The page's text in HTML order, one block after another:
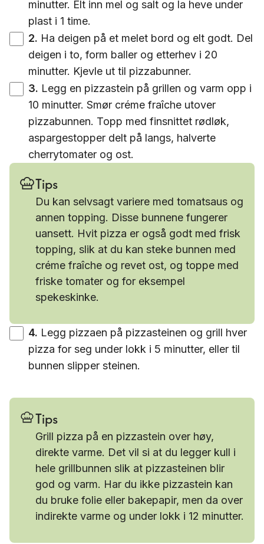
minutter. Elt inn mel og salt og la heve under
plast i 1 time.
2. Ha deigen på et melet bord og elt godt. Del
deigen i to, form baller og etterhev i 20
minutter. Kjevle ut til pizzabunner.
3. Legg en pizzastein på grillen og varm opp i
10 minutter. Smør créme fraîche utover
pizzabunnen. Topp med finsnittet rødløk,
aspargestopper delt på langs, halverte
cherrytomater og ost.
Tips
Du kan selvsagt variere med tomatsaus og
annen topping. Disse bunnene fungerer
uansett. Hvit pizza er også godt med frisk
topping, slik at du kan steke bunnen med
créme fraîche og revet ost, og toppe med
friske tomater og for eksempel
spekeskinke.
4. Legg pizzaen på pizzasteinen og grill hver
pizza for seg under lokk i 5 minutter, eller til
bunnen slipper steinen.
Tips
Grill pizza på en pizzastein over høy,
direkte varme. Det vil si at du legger kull i
hele grillbunnen slik at pizzasteinen blir
god og varm. Har du ikke pizzastein kan
du bruke folie eller bakepapir, men da over
indirekte varme og under lokk i 12 minutter.